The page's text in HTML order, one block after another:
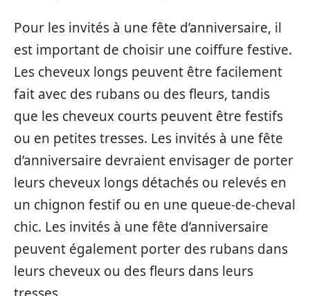
Pour les invités à une fête d’anniversaire, il
est important de choisir une coiffure festive.
Les cheveux longs peuvent être facilement
fait avec des rubans ou des fleurs, tandis
que les cheveux courts peuvent être festifs
ou en petites tresses. Les invités à une fête
d’anniversaire devraient envisager de porter
leurs cheveux longs détachés ou relevés en
un chignon festif ou en une queue-de-cheval
chic. Les invités à une fête d’anniversaire
peuvent également porter des rubans dans
leurs cheveux ou des fleurs dans leurs